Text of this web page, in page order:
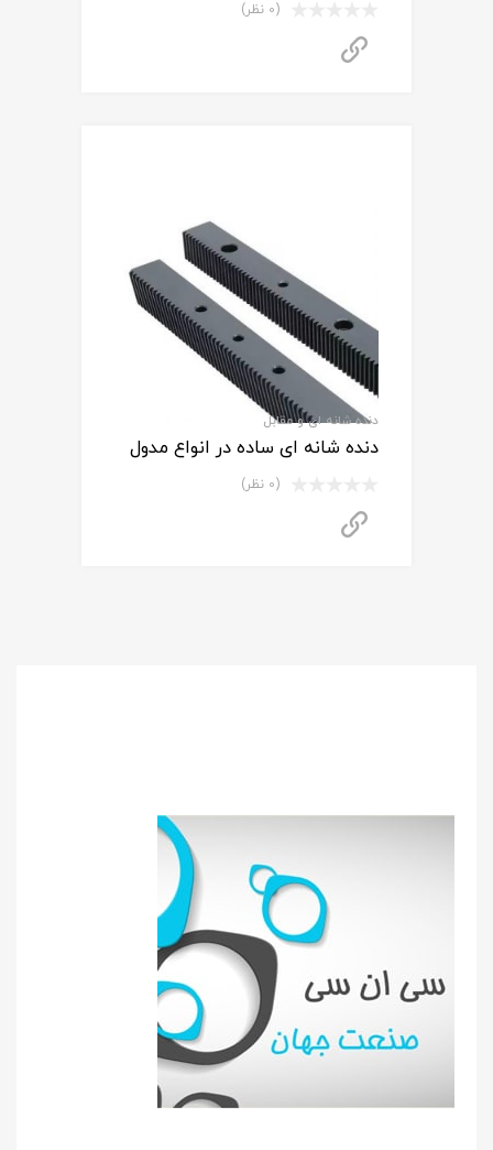
(0 نظر)
دنده شانه ای و مقابل
دنده شانه ای ساده در انواع مدول
(0 نظر)